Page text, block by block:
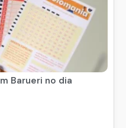
Barueri no dia